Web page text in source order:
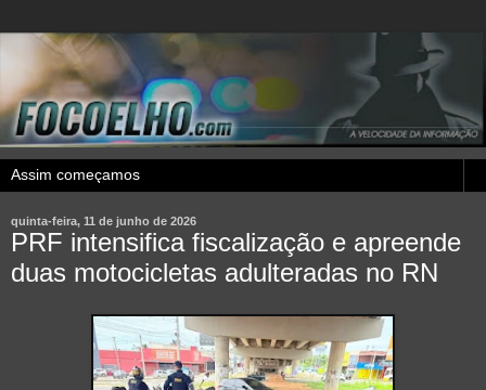
quinta-feira, 11 de junho de 2026
PRF intensifica fiscalização e apreende
duas motocicletas adulteradas no RN